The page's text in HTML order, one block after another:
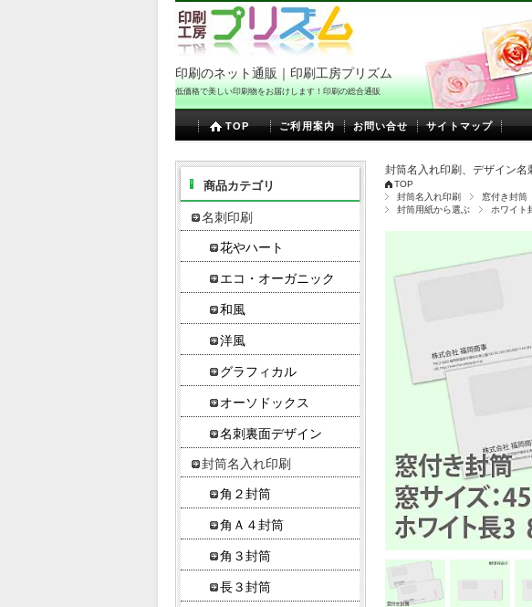
印刷のネット通販｜印刷工房プリズム
低価格で美しい印刷物をお届けします！印刷の総合通販
TOP ご利用案内 お問い合せ サイトマップ
封筒名入れ印刷、デザイン名
TOP
封筒名入れ印刷
窓付き封筒
封筒用紙から選ぶ
ホワイト
商品カテゴリ
名刺印刷
花やハート
エコ・オーガニック
和風
洋風
グラフィカル
オーソドックス
名刺裏面デザイン
封筒名入れ印刷
角２封筒
角Ａ４封筒
角３封筒
長３封筒